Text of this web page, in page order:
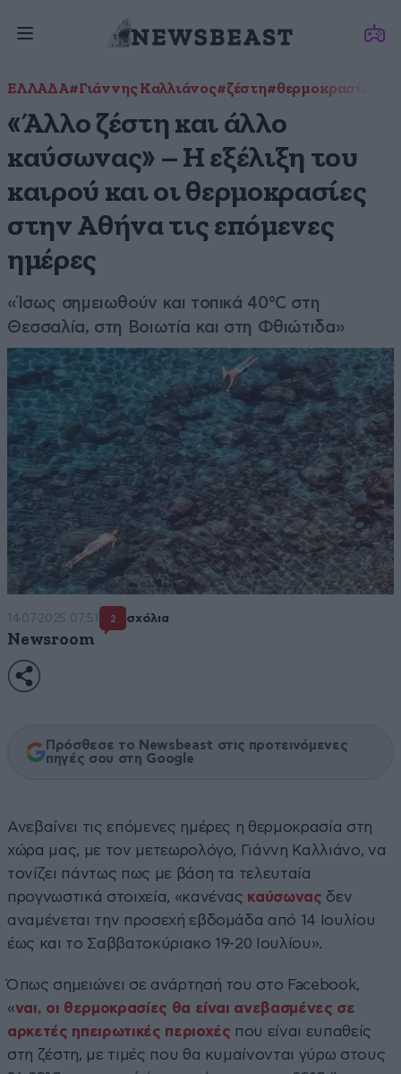
ΕΛΛΑΔΑ#Γιάννης Καλλιάνος#ζέστη#θερμοκρασία
«Άλλο ζέστη και άλλο
καύσωνας» – Η εξέλιξη του
καιρού και οι θερμοκρασίες
στην Αθήνα τις επόμενες
ημέρες
«Ίσως σημειωθούν και τοπικά 40°C στη
Θεσσαλία, στη Βοιωτία και στη Φθιώτιδα»
14·07·2025 07:51 2 σχόλια
Newsroom
Πρόσθεσε το Newsbeast στις προτεινόμενες
πηγές σου στη Google
Ανεβαίνει τις επόμενες ημέρες η θερμοκρασία στη
χώρα μας, με τον μετεωρολόγο, Γιάννη Καλλιάνο, να
τονίζει πάντως πως με βάση τα τελευταία
προγνωστικά στοιχεία, «κανένας καύσωνας δεν
αναμένεται την προσεχή εβδομάδα από 14 Ιουλίου
έως και το Σαββατοκύριακο 19-20 Ιουλίου».
Όπως σημειώνει σε ανάρτησή του στο Facebook,
«ναι, οι θερμοκρασίες θα είναι ανεβασμένες σε
αρκετές ηπειρωτικές περιοχές που είναι ευπαθείς
στη ζέστη, με τιμές που θα κυμαίνονται γύρω στους